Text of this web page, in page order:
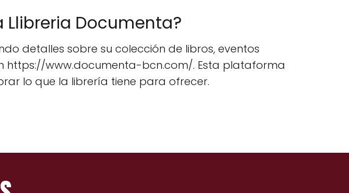
Documenta?
detalles sobre su colección de libros, eventos
https://www.documenta-bcn.com/. Esta plataforma
lo que la librería tiene para ofrecer.